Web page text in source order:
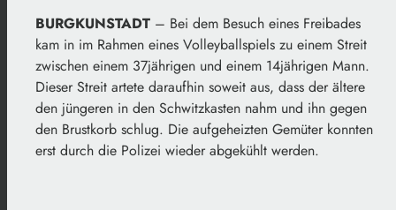
BURGKUNSTADT – Bei dem Besuch eines Freibades
kam in im Rahmen eines Volleyballspiels zu einem Streit
zwischen einem 37jährigen und einem 14jährigen Mann.
Dieser Streit artete daraufhin soweit aus, dass der ältere
den jüngeren in den Schwitzkasten nahm und ihn gegen
den Brustkorb schlug. Die aufgeheizten Gemüter konnten
erst durch die Polizei wieder abgekühlt werden.